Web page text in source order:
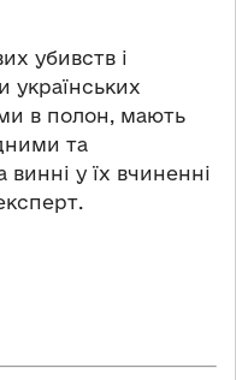
убивств і
українських
в полон, мають
та
у їх вчиненні